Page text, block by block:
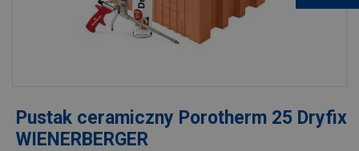
Pustak ceramiczny Porotherm 25 Dryfix
WIENERBERGER